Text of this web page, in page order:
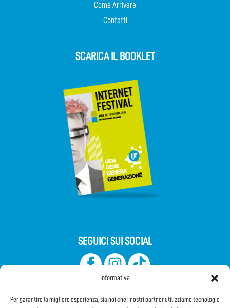
Informativa
Per garantire la migliore esperienza, sia noi che i nostri partner utilizziamo tecnologie
Come Arrivare
Contatti
SCARICA IL BOOKLET
SEGUICI SUI SOCIAL